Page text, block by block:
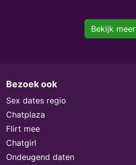
Bekijk meer
Bezoek ook
Sex dates regio
Chatplaza
Flirt mee
Chatgirl
Ondeugend daten